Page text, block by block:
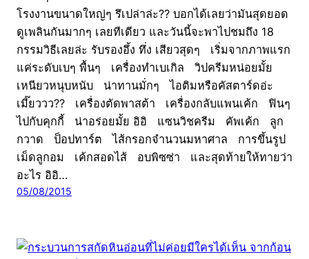
โรงงานขนาดใหญ่ๆ รึเปล่าล่ะ?? บอกได้เลยว่ามันสุดยอด
ดูเพลินกันมากๆ เลยทีเดียว และวันนี้จะพาไปชมถึง 18
กรรมวิธีเลยล่ะ รับรองอึ้ง ทึ่ง เสียวสุดๆ เริ่มจากภาพแรก
แค่ระดับเบๆ พื้นๆ เครื่องทำเบเกิล วิปครีมหน่อยมั้ย
เหนียวหนุบหนับ น่าทานมั่กๆ ไอติมหรือคัสตาร์ดอ่ะ
เมี๊ยววว?? เครื่องตัดพาสต้า เครื่องกลับแพนเค้ก ฟินๆ
ไปกับคุกกี้ น่าอร่อยมั้ย อิอิ แซนวิชครีม คัพเค้ก ลูก
กวาด ป็อปทาร์ต ไส้กรอกจำนวนมหาศาล การขึ้นรูป
เม็ดลูกอม เค้กสอดไส้ อบพิซซ่า และสุดท้ายให้ทายว่า
อะไร อิอิ…
05/08/2015